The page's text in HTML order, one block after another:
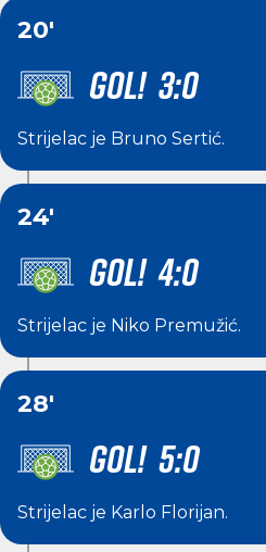
20'
GOL! 3:0
Strijelac je Bruno Sertić.
24'
GOL! 4:0
Strijelac je Niko Premužić.
28'
GOL! 5:0
Strijelac je Karlo Florijan.